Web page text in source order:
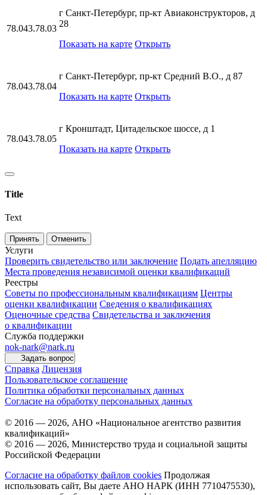
78.043.78.03
г Санкт-Петербург, пр-кт Авиаконструкторов, д
28
Показать на карте Открыть
78.043.78.04
г Санкт-Петербург, пр-кт Средний В.О., д 87
Показать на карте Открыть
78.043.78.05
г Кронштадт, Цитадельское шоссе, д 1
Показать на карте Открыть
Title
Text
Принять Отменить
Услуги
Проверить свидетельство или заключение Подать апелляцию
Места проведения независимой оценки квалификаций
Реестры
Советы по профессиональным квалификациям Центры
оценки квалификации Сведения о квалификациях
Оценочные средства Свидетельства и заключения
о квалификации
Служба поддержки
nok-nark@nark.ru
Задать вопрос
Справка Лицензия
Пользовательское соглашение
Политика обработки персональных данных
Согласие на обработку персональных данных
© 2016 — 2026, АНО «Национальное агентство развития
квалификаций»
© 2016 — 2026, Министерство труда и социальной защиты
Российской Федерации
Согласие на обработку файлов cookies Продолжая
использовать сайт, Вы даете АНО НАРК (ИНН 7710475530),